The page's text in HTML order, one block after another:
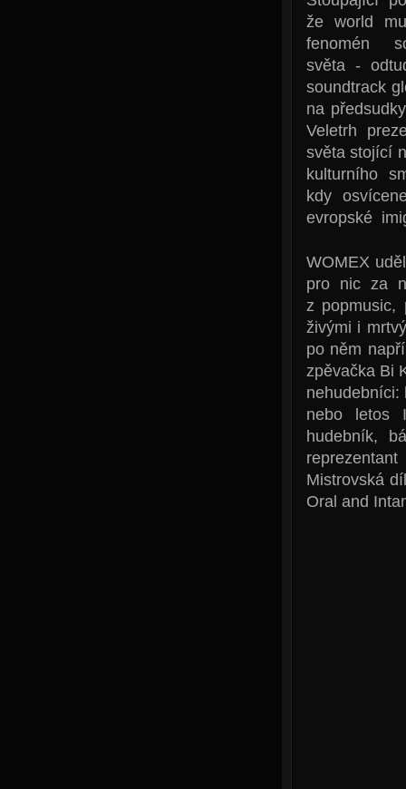
že world
fenomén
světa -
soundtrack
na
Veletrh
světa stojící
kulturního
kdy
evropské
WOMEX
pro nic za
z
živými i
po něm
zpěvačka Bi
nehudebníci:
nebo letos
hudebník,
Mistrovská
Oral and